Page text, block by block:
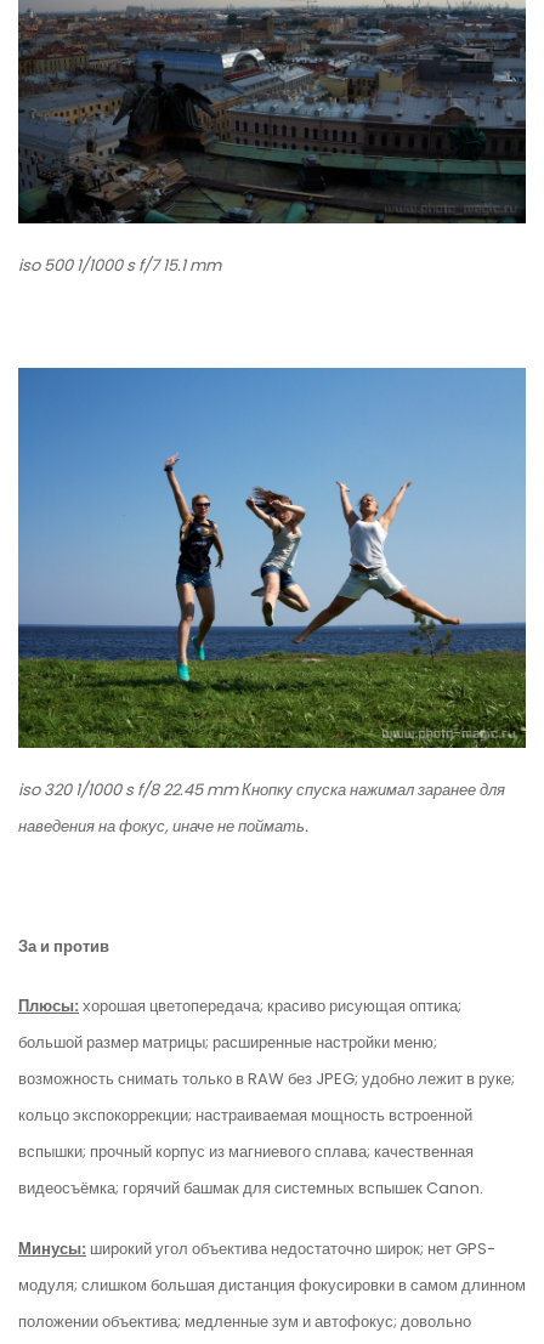
iso 500 1/1000 s f/7 15.1 mm
iso 320 1/1000 s f/8 22.45 mm Кнопку спуска нажимал заранее для
наведения на фокус, иначе не поймать.
За и против
Плюсы: хорошая цветопередача; красиво рисующая оптика;
большой размер матрицы; расширенные настройки меню;
возможность снимать только в RAW без JPEG; удобно лежит в руке;
кольцо экспокоррекции; настраиваемая мощность встроенной
вспышки; прочный корпус из магниевого сплава; качественная
видеосъёмка; горячий башмак для системных вспышек Canon.
Минусы: широкий угол объектива недостаточно широк; нет GPS-
модуля; слишком большая дистанция фокусировки в самом длинном
положении объектива; медленные зум и автофокус; довольно